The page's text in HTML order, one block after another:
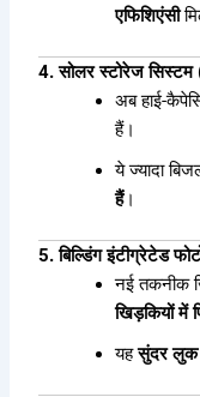
एफिशिएंसी
4. सोलर स्टोरेज
अब हाई-
हैं।
ये ज्यादा
हैं।
5. बिल्डिंग इंटीग्रेटेड
नई तकनीक
खिड़कियों में
यहसुंदर लुक